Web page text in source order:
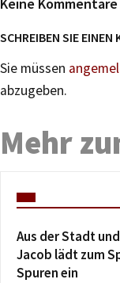
SCHREIBEN SIE EINEN
Sie müssen
abzugeben.
Mehr
Aus der Stadt
Jacob lädt zum
Spuren ein